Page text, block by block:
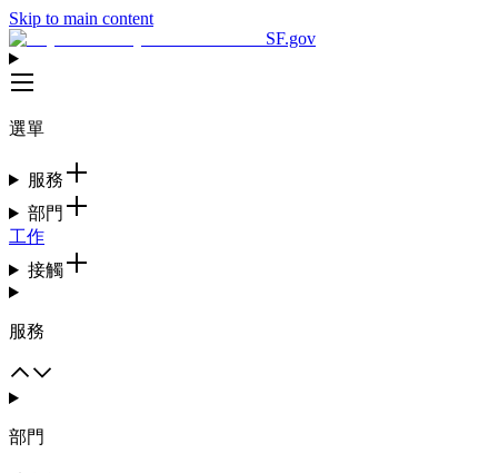
Skip to main content
SF.gov
選單
服務
部門
工作
接觸
服務
部門